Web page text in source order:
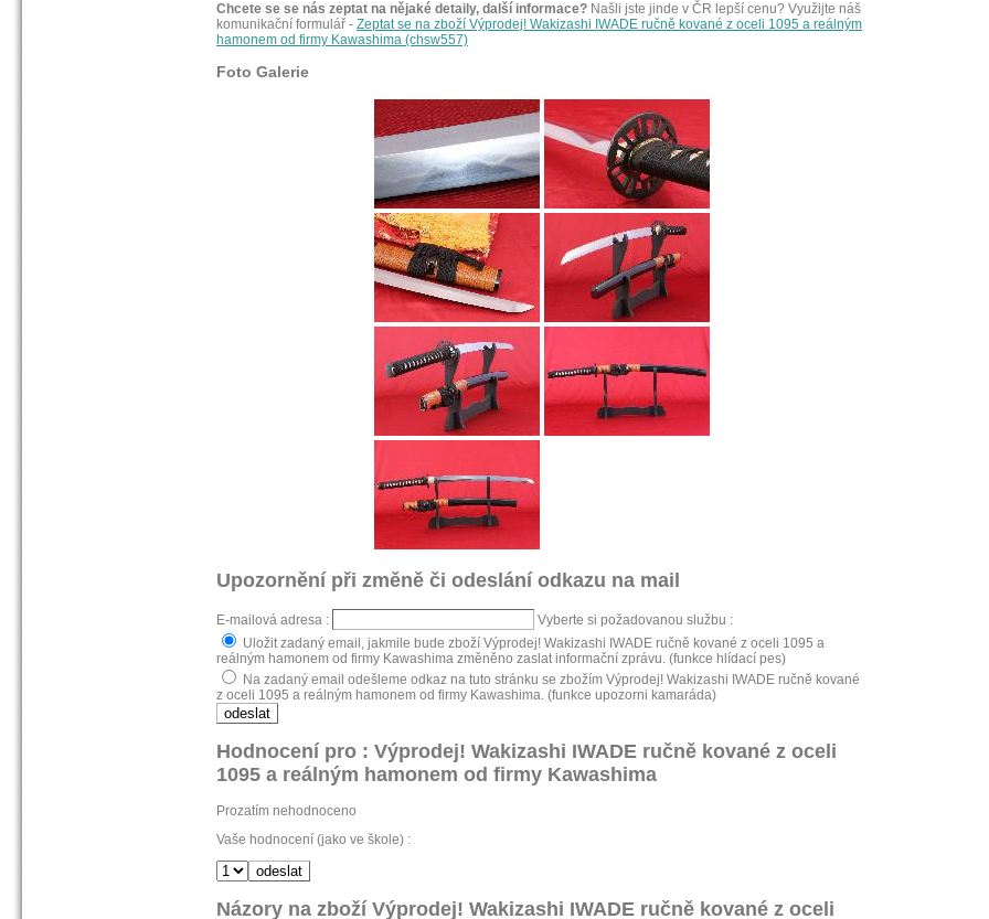
Chcete se se nás zeptat na nějaké detaily, další informace? Našli jste jinde v ČR lepší cenu? Využijte náš
komunikační formulář - Zeptat se na zboží Výprodej! Wakizashi IWADE ručně kované z oceli 1095 a reálným
hamonem od firmy Kawashima (chsw557)
Foto Galerie
Upozornění při změně či odeslání odkazu na mail
E-mailová adresa :
Vyberte si požadovanou službu :
Uložit zadaný email, jakmile bude zboží Výprodej! Wakizashi IWADE ručně kované z oceli 1095 a
reálným hamonem od firmy Kawashima změněno zaslat informační zprávu. (funkce hlídací pes)
Na zadaný email odešleme odkaz na tuto stránku se zbožím Výprodej! Wakizashi IWADE ručně kované
z oceli 1095 a reálným hamonem od firmy Kawashima. (funkce upozorni kamaráda)
Hodnocení pro : Výprodej! Wakizashi IWADE ručně kované z oceli
1095 a reálným hamonem od firmy Kawashima
Prozatím nehodnoceno
Vaše hodnocení (jako ve škole) :
Názory na zboží Výprodej! Wakizashi IWADE ručně kované z oceli